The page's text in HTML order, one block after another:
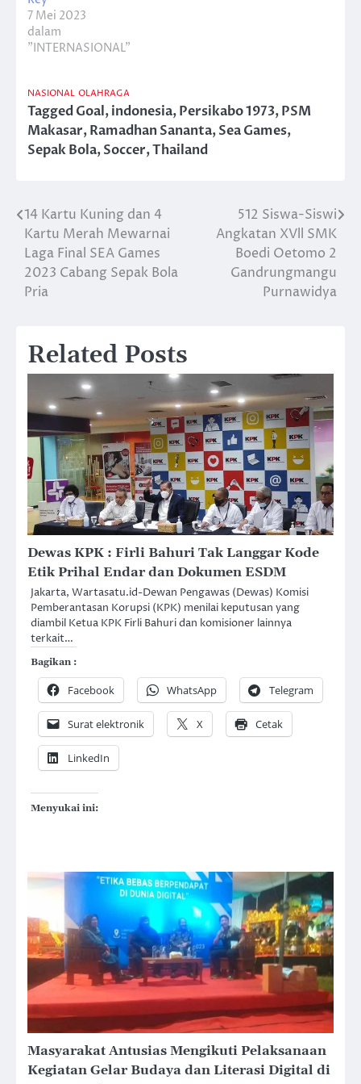
7 Mei 2023
dalam
"INTERNASIONAL"
NASIONAL OLAHRAGA
TaggedGoal,indonesia,Persikabo 1973,PSM
Makasar,Ramadhan Sananta,Sea Games,
Sepak Bola,Soccer,Thailand
Navigasi
pos
14 Kartu Kuning dan 4
Kartu Merah Mewarnai
Laga Final SEA Games
2023 Cabang Sepak Bola
Pria
512 Siswa-Siswi
Angkatan XVll SMK
Boedi Oetomo 2
Gandrungmangu
Purnawidya
Related Posts
Dewas KPK : Firli Bahuri Tak Langgar Kode
Etik Prihal Endar dan Dokumen ESDM
Jakarta, Wartasatu.id-Dewan Pengawas (Dewas) Komisi
Pemberantasan Korupsi (KPK) menilai keputusan yang
diambil Ketua KPK Firli Bahuri dan komisioner lainnya
terkait…
Bagikan :
Facebook WhatsApp Telegram
Surat elektronik X Cetak
LinkedIn
Menyukai ini:
Masyarakat Antusias Mengikuti Pelaksanaan
Kegiatan Gelar Budaya dan Literasi Digital di